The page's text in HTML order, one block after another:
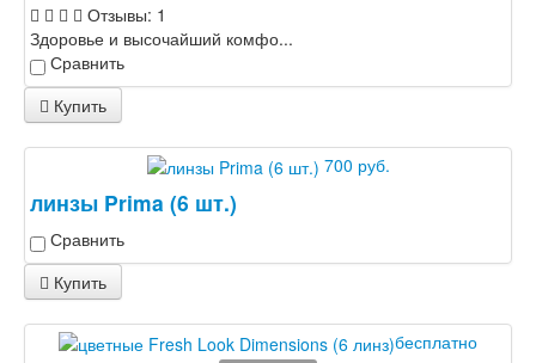
Отзывы: 1
Здоровье и высочайший комфо...
Сравнить
Купить
700 руб.
линзы Prima (6 шт.)
Сравнить
Купить
бесплатно